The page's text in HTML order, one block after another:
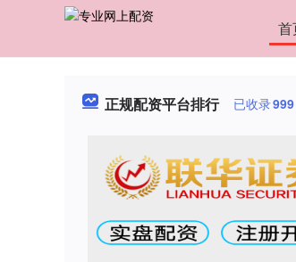
首
正规配资平台排行 已收录999